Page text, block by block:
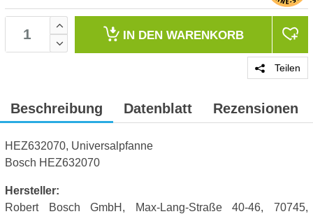
IN DEN WARENKORB
Teilen
Beschreibung Datenblatt Rezensionen
HEZ632070, Universalpfanne
Bosch HEZ632070
Hersteller:
Robert Bosch GmbH, Max-Lang-Straße 40-46, 70745,